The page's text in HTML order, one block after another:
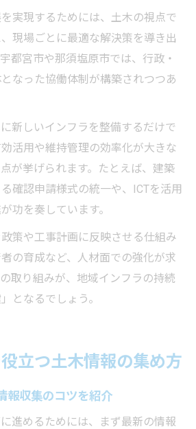
実現するためには、土木の視点で
現場ごとに最適な解決策を導き出
都宮市や那須塩原市では、行政・
なった協働体制が構築されつつあ
新しいインフラを整備するだけで
活用や維持管理の効率化が大きな
が挙げられます。たとえば、建築
確認申請様式の統一や、ICTを活用
功を奏しています。
策や工事計画に反映させる仕組み
の育成など、人材面での強化が求
取り組みが、地域インフラの持続
となるでしょう。
立つ土木情報の集め方
報収集のコツを紹介
進めるためには、まず最新の情報